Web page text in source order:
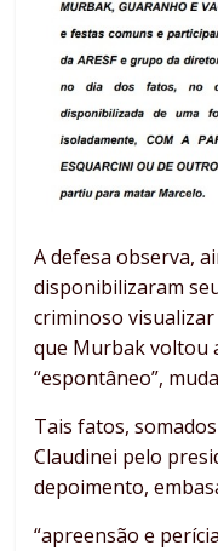
A defesa observa,
disponibilizaram
criminoso visualizar
que Murbak voltou
“espontâneo”,
Tais fatos,
Claudinei pelo
depoimento,
“apreensão e